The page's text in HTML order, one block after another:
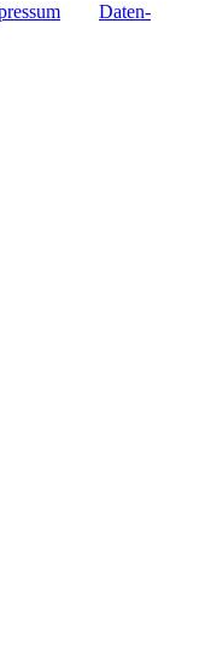
Daten­